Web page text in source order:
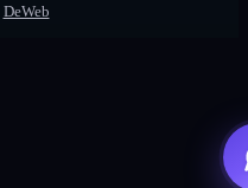
DeWeb